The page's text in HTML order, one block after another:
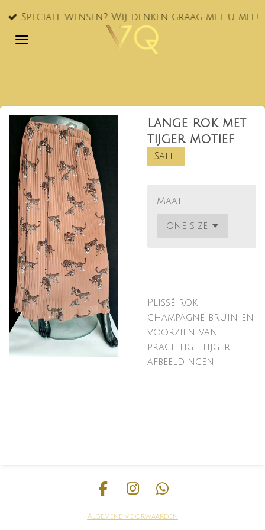
Ga
naar
Speciale wensen? Wij denken graag met u mee!
Lange rok met
tijger motief
Sale!
Maat
Plissé rok,
champagne bruin en
voorzien van
prachtige tijger
afbeeldingen
F
c
I
s
W
a
Algemene voorwaarden